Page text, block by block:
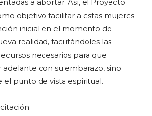
a abortar. Así, el Proyecto
objetivo facilitar a estas mujeres
inicial en el momento de
realidad, facilitándoles las
necesarios para que
adelante con su embarazo, sino
el punto de vista espiritual.